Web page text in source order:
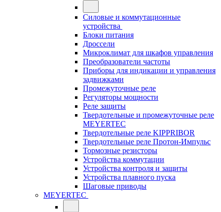
Силовые и коммутационные
устройства
Блоки питания
Дроссели
Микроклимат для шкафов управления
Преобразователи частоты
Приборы для индикации и управления
задвижками
Промежуточные реле
Регуляторы мощности
Реле защиты
Твердотельные и промежуточные реле
MEYERTEC
Твердотельные реле KIPPRIBOR
Твердотельные реле Протон-Импульс
Тормозные резисторы
Устройства коммутации
Устройства контроля и защиты
Устройства плавного пуска
Шаговые приводы
MEYERTEC